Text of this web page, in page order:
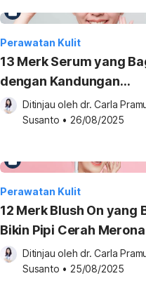
Perawatan Kulit
13 Merk Serum yang
dengan Kandungan
Hyaluronic Acid
Ditinjau oleh dr. Carla
Susanto • 26/08/2025
Perawatan Kulit
12 Merk Blush On yang
Bikin Pipi Cerah Merona
Ditinjau oleh dr. Carla
Susanto • 25/08/2025